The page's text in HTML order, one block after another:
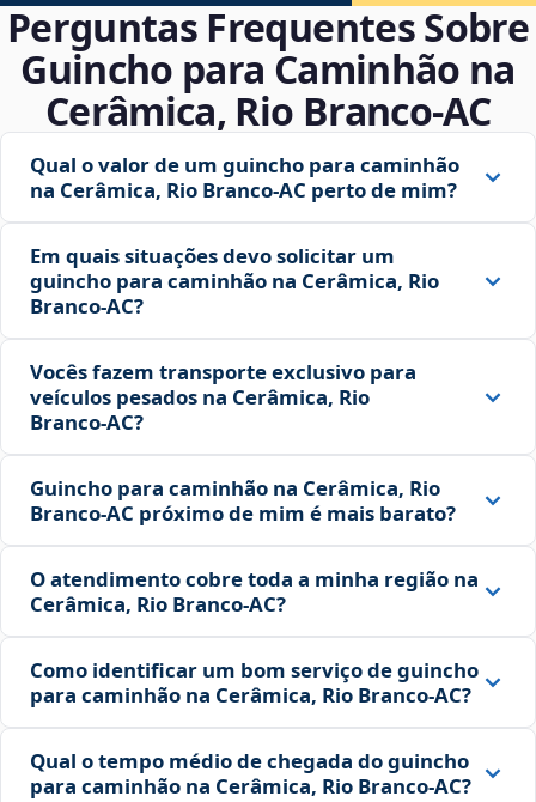
Perguntas Frequentes Sobre
Guincho para Caminhão na
Cerâmica, Rio Branco‑AC
Qual o valor de um guincho para caminhão
na Cerâmica, Rio Branco‑AC perto de mim?
Em quais situações devo solicitar um
guincho para caminhão na Cerâmica, Rio
Branco‑AC?
Vocês fazem transporte exclusivo para
veículos pesados na Cerâmica, Rio
Branco‑AC?
Guincho para caminhão na Cerâmica, Rio
Branco‑AC próximo de mim é mais barato?
O atendimento cobre toda a minha região na
Cerâmica, Rio Branco‑AC?
Como identificar um bom serviço de guincho
para caminhão na Cerâmica, Rio Branco‑AC?
Qual o tempo médio de chegada do guincho
para caminhão na Cerâmica, Rio Branco‑AC?